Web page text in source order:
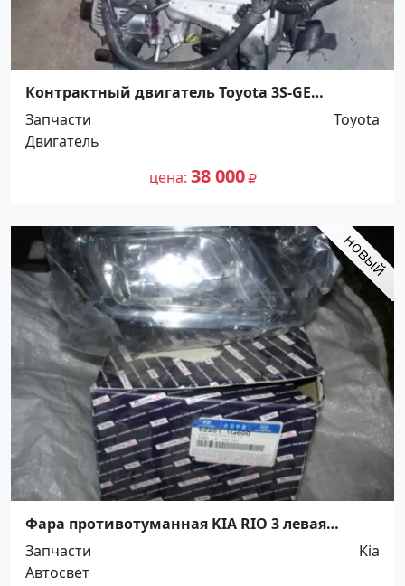
Контрактный двигатель Toyota 3S-GE
Краснодар
Запчасти
Toyota
Двигатель
цена 38 000
Фара противотуманная KIA RIO 3 левая
Краснодар
Запчасти
Kia
Автосвет